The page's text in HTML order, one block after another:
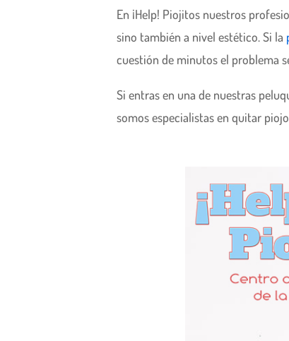
En ¡Help! Piojitos nuestros
sino también a nivel estético. Si la
cuestión de minutos el problema
Si entras en una de nuestras
somos especialistas en quitar